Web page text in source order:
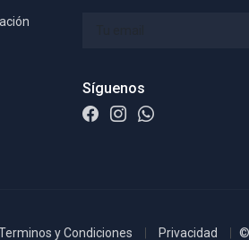
Síguenos
y Condiciones Privacidad ©